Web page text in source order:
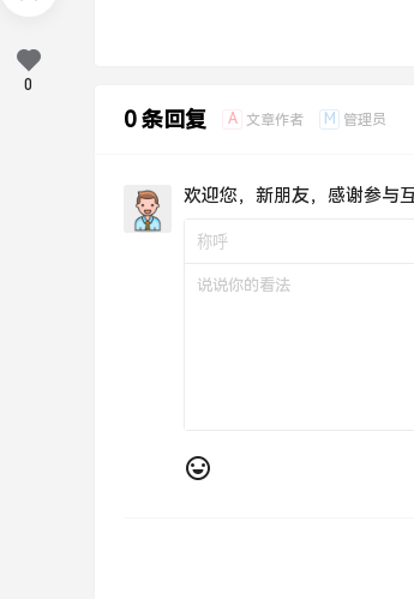
0
0 条回复 A 文章作者 M 管理员
欢迎您，新朋友，感谢参与互